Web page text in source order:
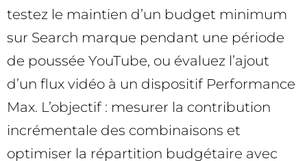
testez le maintien d’un budget minimum
sur Search marque pendant une période
de poussée YouTube, ou évaluez l’ajout
d’un flux vidéo à un dispositif Performance
Max. L’objectif : mesurer la contribution
incrémentale des combinaisons et
optimiser la répartition budgétaire avec